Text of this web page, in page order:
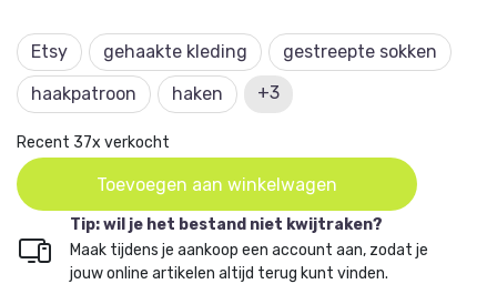
Etsy gehaakte kleding
gestreepte sokken
haakpatroon
haken +3
Recent 37x verkocht
Toevoegen aan winkelwagen
Tip: wil je het bestand niet kwijtraken?
Maak tijdens je aankoop een account aan, zodat je
jouw online artikelen altijd terug kunt vinden.